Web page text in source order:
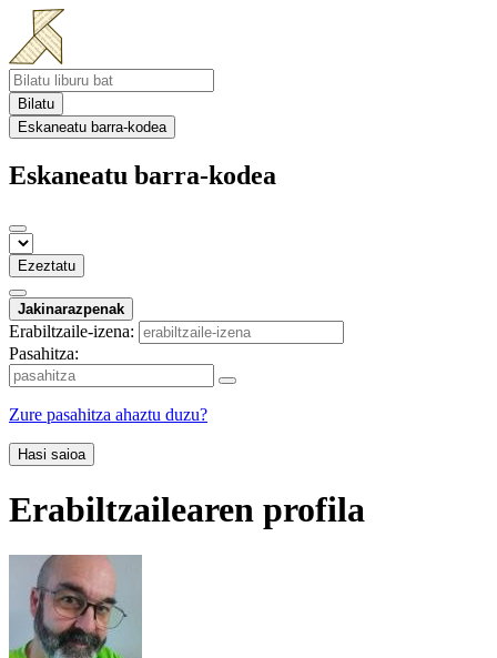
Bilatu
Eskaneatu barra-kodea
Eskaneatu barra-kodea
Ezeztatu
Jakinarazpenak
Erabiltzaile-izena:
Pasahitza:
Zure pasahitza ahaztu duzu?
Hasi saioa
Erabiltzailearen profila